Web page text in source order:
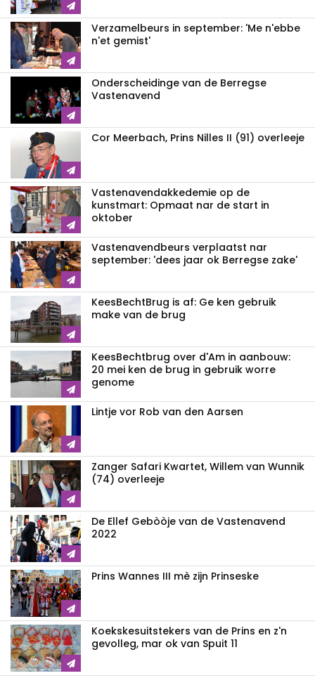
Verzamelbeurs in september: 'Me n'ebbe
n'et gemist'
Onderscheidinge van de Berregse
Vastenavend
Cor Meerbach, Prins Nilles II (91) overleeje
Vastenavend­akkedemie op de
kunstmart: Opmaat nar de start in
oktober
Vastenavendbeurs verplaatst nar
september: 'dees jaar ok Berregse zake'
KeesBechtBrug is af: Ge ken gebruik
make van de brug
KeesBechtbrug over d'Am in aanbouw:
20 mei ken de brug in gebruik worre
genome
Lintje vor Rob van den Aarsen
Zanger Safari Kwartet, Willem van Wunnik
(74) overleeje
De Ellef Gebòòje van de Vastenavend
2022
Prins Wannes III mè zijn Prinseske
Koekskesuitstekers van de Prins en z'n
gevolleg, mar ok van Spuit 11